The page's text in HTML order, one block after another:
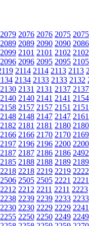
2079 2076 2076 2075 2075
2089 2089 2090 2090 2086
2099 2101 2101 2102 2102
2096 2096 2095 2095 2105
2114 2114 2113 2113
2134 2133 2133 2132
2130 2131 2131 2137 2137
2140 2140 2141 2141 2154
2158 2157 2157 2151 2151
2148 2148 2147 2147 2161
2182 2181 2181 2180 2180
2166 2166 2170 2170 2169
2197 2196 2196 2200 2200
2187 2187 2186 2186 2492
2185 2188 2188 2189 2189
2218 2218 2219 2219 2222
2506 2505 2505 2221 2221
2212 2212 2211 2211 2223
2238 2239 2239 2233 2233
2230 2230 2229 2229 2241
2255 2250 2250 2249 2249